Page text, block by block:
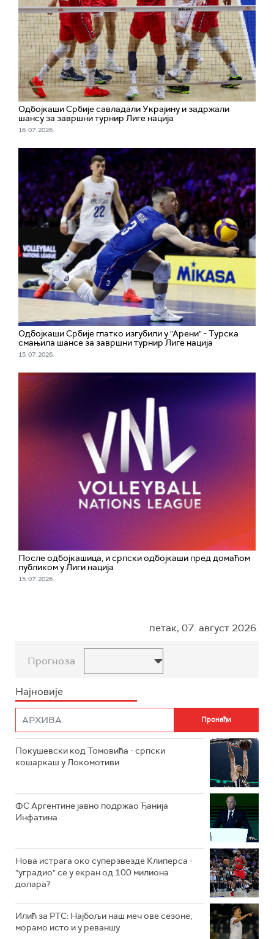
Одбојкаши Србије савладали Украјину и задржали
шансу за завршни турнир Лиге нација
16. 07. 2026.
Одбојкаши Србије глатко изгубили у "Арени" - Турска
смањила шансе за завршни турнир Лиге нација
15. 07. 2026.
После одбојкашица, и српски одбојкаши пред домаћом
публиком у Лиги нација
15. 07. 2026.
петак, 07. август 2026.
Прогноза
Најновије
Покушевски код Томовића - српски
кошаркаш у Локомотиви
ФС Аргентине јавно подржао Ђанија
Инфатина
Нова истрага око суперзвезде Клиперса -
"уградио" се у екран од 100 милиона
долара?
Илић за РТС: Најбољи наш меч ове сезоне,
морамо исто и у реваншу